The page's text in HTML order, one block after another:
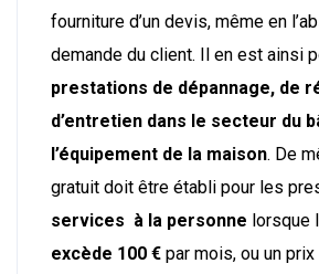
fourniture d’un devis, même en
demande du client. Il en est ainsi
prestations de dépannage, de
d’entretien dans le secteur du
l’équipement de la maison. De
gratuit doit être établi pour les
services à la personne lorsque
excède 100 € par mois, ou un